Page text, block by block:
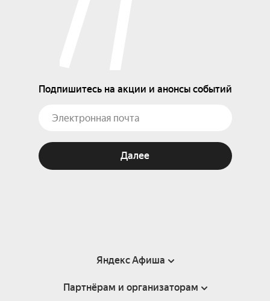
Подпишитесь на акции и анонсы событий
Далее
Яндекс Афиша
Справка
Партнёрам и организаторам